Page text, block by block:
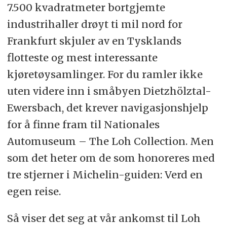
7.500 kvadratmeter bortgjemte
industrihaller drøyt ti mil nord for
Frankfurt skjuler av en Tysklands
flotteste og mest interessante
kjøretøysamlinger. For du ramler ikke
uten videre inn i småbyen Dietzhölztal-
Ewersbach, det krever navigasjonshjelp
for å finne fram til Nationales
Automuseum – The Loh Collection. Men
som det heter om de som honoreres med
tre stjerner i Michelin-guiden: Verd en
egen reise.
Så viser det seg at vår ankomst til Loh